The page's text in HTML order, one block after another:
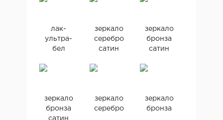
лак-
ультра-
бел
зеркало
серебро
сатин
зеркало
бронза
сатин
зеркало
бронза
сатин
зеркало
серебро
зеркало
бронза